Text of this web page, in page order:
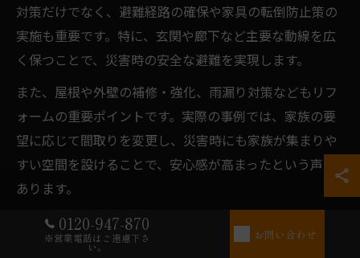
対策だけでなく、避難経路の確保や家具の転倒防止策の
実施も重要です。特に、玄関や廊下など主要な動線を広
く保つことで、災害時の安全な避難を実現します。
また、屋根や外壁の補修・強化、雨漏り対策などもリフ
ォームの重要ポイントです。実際の事例では、家族の要
望に応じて間取りを変更し、災害時にも家族が集まりや
すい空間を設けることで、安心感が高まったという声も
あります。
リフォームを検討する際は、防災だけでなく普段の暮ら
しやすさにも配慮することが大切です。専門家のアドバ
0120-947-870
※営業電話はご遠慮下さ
い。
お問い合わせ